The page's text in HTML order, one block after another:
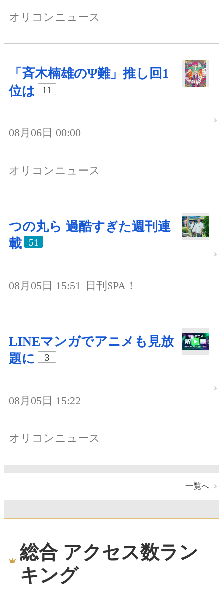
オリコンニュース
「斉木楠雄のΨ難」推し回1
位は
11
08月06日 00:00
オリコンニュース
つの丸ら 過酷すぎた週刊連
載
51
08月05日 15:51 日刊SPA！
LINEマンガでアニメも見放
題に
3
08月05日 15:22
オリコンニュース
一覧へ
総合 アクセス数ラン
キング